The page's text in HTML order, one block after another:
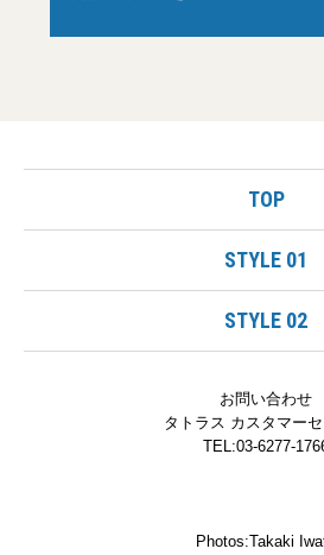
TOP
STYLE 01
STYLE 02
お問い合わせ
タトラス カスタマー
TEL:03-6277-
Photos:Takaki